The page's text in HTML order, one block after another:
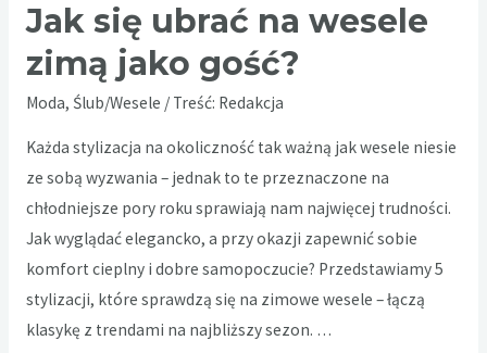
Jak się ubrać na wesele
zimą jako gość?
Moda, Ślub/Wesele / Treść: Redakcja
Każda stylizacja na okoliczność tak ważną jak wesele niesie
ze sobą wyzwania – jednak to te przeznaczone na
chłodniejsze pory roku sprawiają nam najwięcej trudności.
Jak wyglądać elegancko, a przy okazji zapewnić sobie
komfort cieplny i dobre samopoczucie? Przedstawiamy 5
stylizacji, które sprawdzą się na zimowe wesele – łączą
klasykę z trendami na najbliższy sezon. …